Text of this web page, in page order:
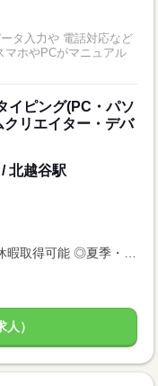
タ入力や 電話対応など
マホやPCがマニュアル
イピング(PC・パソ
リエイター・デバ
北越谷駅
）